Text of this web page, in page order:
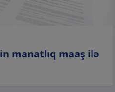
manatlıq maaş ilə